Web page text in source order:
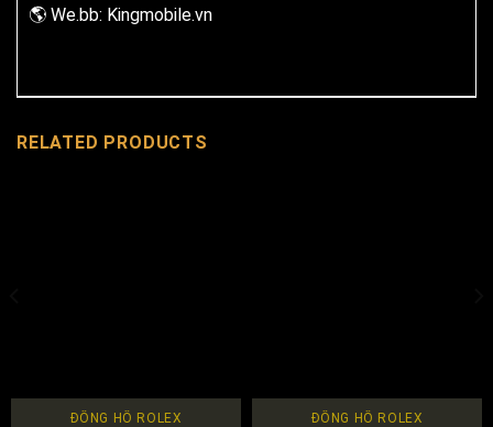
🌎 We.bb: Kingmobile.vn
RELATED PRODUCTS
ĐỒNG HỒ ROLEX ĐỒNG HỒ ROLEX